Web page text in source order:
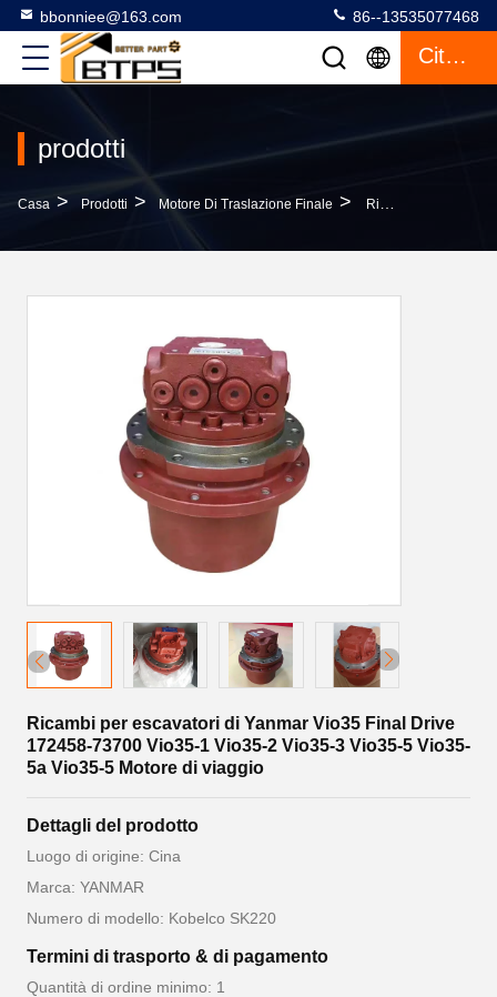
bbonniee@163.com 86--13535077468
Citazione
prodotti
Casa > Prodotti > Motore Di Traslazione Finale > Ricambi Per Escavatori Di Yanmar Vio35 Final Drive 172458-73700 Vio35-1 Vio35-2 Vio35-3 Vio35-5 Vio35-5a Vio35-5 Motore Di Viaggio
Ricambi per escavatori di Yanmar Vio35 Final Drive
172458-73700 Vio35-1 Vio35-2 Vio35-3 Vio35-5 Vio35-
5a Vio35-5 Motore di viaggio
Dettagli del prodotto
Luogo di origine: Cina
Marca: YANMAR
Numero di modello: Kobelco SK220
Termini di trasporto & di pagamento
Quantità di ordine minimo: 1